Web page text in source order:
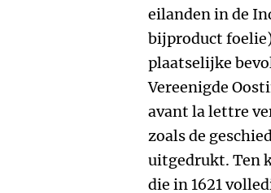
eilanden in de
bijproduct
plaatselijke
Vereenigde
avant la lettre
zoals de
uitgedrukt. Ten
die in 1621